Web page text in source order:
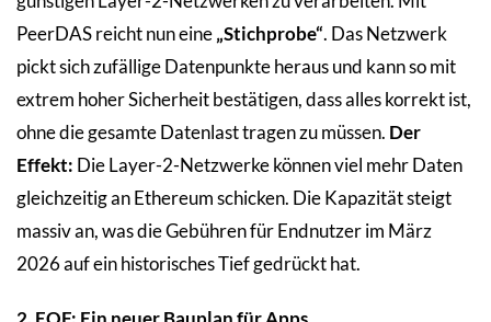
PeerDAS reicht nun eine„Stichprobe“. Das Netzwerk
pickt sich zufällige Datenpunkte heraus und kann so mit
extrem hoher Sicherheit bestätigen, dass alles korrekt ist,
ohne die gesamte Datenlast tragen zu müssen. Der
Effekt: Die Layer-2-Netzwerke können viel mehr Daten
gleichzeitig an Ethereum schicken. Die Kapazität steigt
massiv an, was die Gebühren für Endnutzer im März
2026 auf ein historisches Tief gedrückt hat.